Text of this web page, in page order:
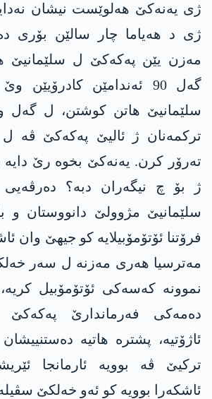
ژی یەنەکێ ھەلوێست نیشان
مەزن یێن پەکەکێ ل سلێمانیێ
گەل 90 ئەندامێن
ترکمەنان ژ ئالیێ پەکەکێ ڤە ل
تەرۆر کرن. یەنەکێ بخوە رێ
ژ بۆ چ نیگەران دبە؟
سلێمانیێ مژوولێ دانووستان و
فرۆتنا ئۆتۆمۆبیلایە کو جیھێ وان
مەترسیا ھەری مەزنە ل سەر
نموونە کەسەکی ئۆتۆمۆبیل
دەمەکی فەرماندارێ پەکەکێ
ئاژۆتیە، پشترە ھاتیە
ترکیێ ڤە بوویە ئارمانجا
ئاشکەرا بوویە کو ئەو خەلکێ